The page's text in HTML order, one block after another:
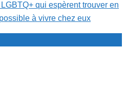
qui espèrent trouver en
à vivre chez eux